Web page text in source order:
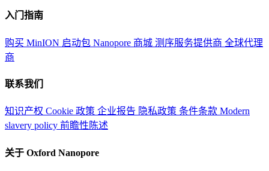
入门指南
购买 MinION 启动包 Nanopore 商城 测序服务提供商 全球代理
商
联系我们
知识产权 Cookie 政策 企业报告 隐私政策 条件条款 Modern
slavery policy 前瞻性陈述
关于 Oxford Nanopore